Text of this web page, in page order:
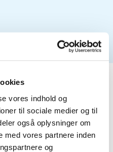
vores indhold og
til sociale medier og til
også oplysninger om
med vores partnere inden
og
en fødsel, hvis der ikke
ved fødslen. I det
kirkekontoret i
fødslen.